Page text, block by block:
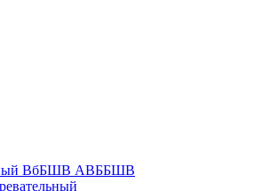
ВбБШВ АВББШВ